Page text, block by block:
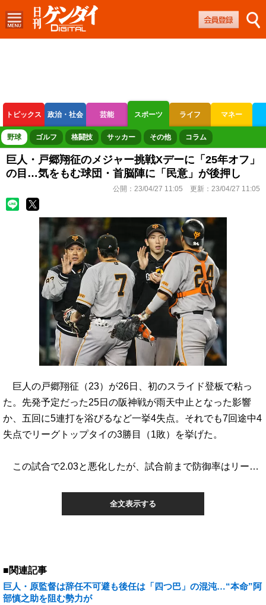
トピックス 政治・社会 芸能 スポーツ ライフ マネー
ボートレース 競輪 オートレース
野球 ゴルフ 格闘技 サッカー その他 コラム
巨人・戸郷翔征のメジャー挑戦Xデーに「25年オフ」
の目…気をもむ球団・首脳陣に「民意」が後押し
公開： 23/04/27 11:05 更新： 23/04/27 11:05
巨人の戸郷翔征（23）が26日、初のスライド登板で粘っ
た。先発予定だった25日の阪神戦が雨天中止となった影響
か、五回に5連打を浴びるなど一挙4失点。それでも7回途中4
失点でリーグトップタイの3勝目（1敗）を挙げた。
この試合で2.03と悪化したが、試合前まで防御率はリー…
全文表示する
■関連記事
巨人・原監督は辞任不可避も後任は「四つ巴」の混沌…“本命”阿
部慎之助を阻む勢力が